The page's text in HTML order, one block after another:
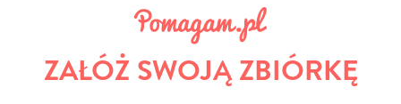
ZAŁÓŻ SWOJĄ ZBIÓRKĘ